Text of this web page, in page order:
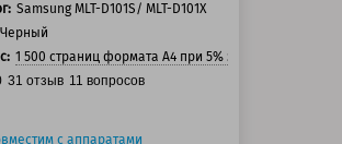
Samsung MLT-D101S/ MLT-D101X
Черный
1 500 страниц формата А4 при 5% заполнении
31 отзыв 11 вопросов
с аппаратами